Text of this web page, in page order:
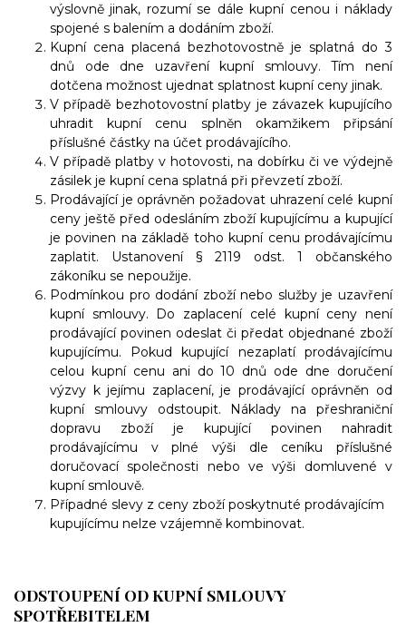
výslovně jinak, rozumí se dále kupní cenou i náklady
spojené s balením a dodáním zboží.
Kupní cena placená bezhotovostně je splatná do 3
dnů ode dne uzavření kupní smlouvy. Tím není
dotčena možnost ujednat splatnost kupní ceny jinak.
V případě bezhotovostní platby je závazek kupujícího
uhradit kupní cenu splněn okamžikem připsání
příslušné částky na účet prodávajícího.
V případě platby v hotovosti, na dobírku či ve výdejně
zásilek je kupní cena splatná při převzetí zboží.
Prodávající je oprávněn požadovat uhrazení celé kupní
ceny ještě před odesláním zboží kupujícímu a kupující
je povinen na základě toho kupní cenu prodávajícímu
zaplatit. Ustanovení § 2119 odst. 1 občanského
zákoníku se nepoužije.
Podmínkou pro dodání zboží nebo služby je uzavření
kupní smlouvy. Do zaplacení celé kupní ceny není
prodávající povinen odeslat či předat objednané zboží
kupujícímu. Pokud kupující nezaplatí prodávajícímu
celou kupní cenu ani do 10 dnů ode dne doručení
výzvy k jejímu zaplacení, je prodávající oprávněn od
kupní smlouvy odstoupit. Náklady na přeshraniční
dopravu zboží je kupující povinen nahradit
prodávajícímu v plné výši dle ceníku příslušné
doručovací společnosti nebo ve výši domluvené v
kupní smlouvě.
Případné slevy z ceny zboží poskytnuté prodávajícím
kupujícímu nelze vzájemně kombinovat.
ODSTOUPENÍ OD KUPNÍ SMLOUVY
SPOTŘEBITELEM